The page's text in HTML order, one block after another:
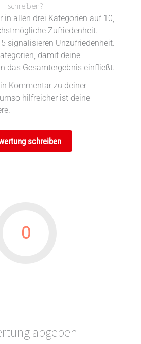
schreiben?
in allen drei Kategorien auf 10,
Zufriedenheit.
signalisieren Unzufriedenheit.
damit deine
das Gesamtergebnis einfließt.
Kommentar zu deiner
hilfreicher ist deine
schreiben
0
abgeben